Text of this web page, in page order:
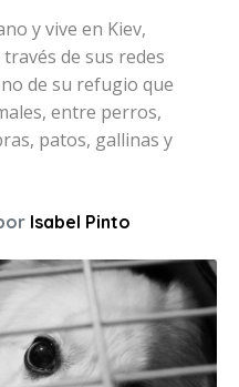
y vive en Kiev,
de sus redes
de su refugio que
entre perros,
patos, gallinas y
Isabel Pinto